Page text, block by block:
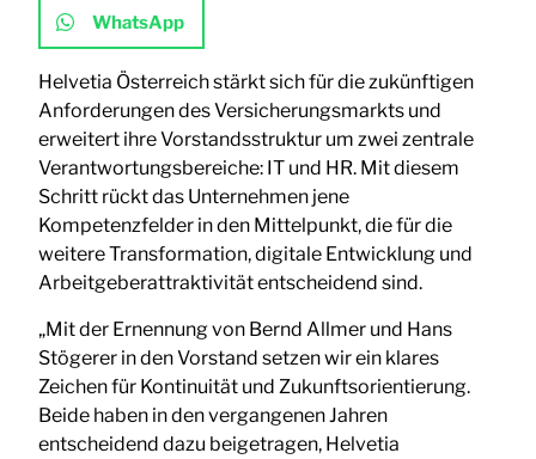
WhatsApp
Helvetia Österreich stärkt sich für die zukünftigen
Anforderungen des Versicherungsmarkts und
erweitert ihre Vorstandsstruktur um zwei zentrale
Verantwortungsbereiche: IT und HR. Mit diesem
Schritt rückt das Unternehmen jene
Kompetenzfelder in den Mittelpunkt, die für die
weitere Transformation, digitale Entwicklung und
Arbeitgeberattraktivität entscheidend sind.
„Mit der Ernennung von Bernd Allmer und Hans
Stögerer in den Vorstand setzen wir ein klares
Zeichen für Kontinuität und Zukunftsorientierung.
Beide haben in den vergangenen Jahren
entscheidend dazu beigetragen, Helvetia